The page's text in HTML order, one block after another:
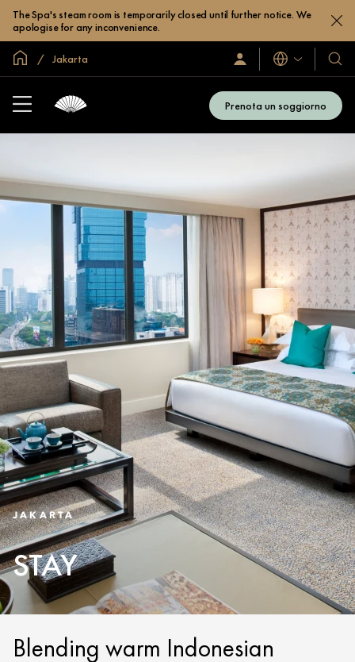
The Spa's steam room is temporarily closed until further notice. We
apologise for any inconvenience.
Home Jakarta
Accedi
/
Lingue
I
nostri
hotel
Prenota un soggiorno
JAKARTA
STAY
Blending warm Indonesian